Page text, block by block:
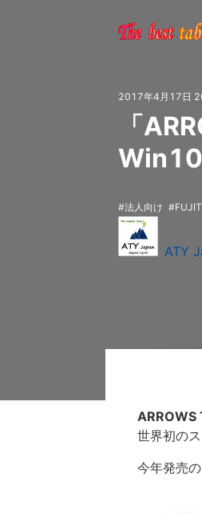
2017年4月17日
「
Win10
法人向け
ATY
世界初の
今年発売